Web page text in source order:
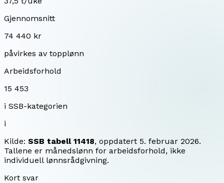
Gjennomsnitt
74 440 kr
påvirkes av topplønn
Arbeidsforhold
15 453
i SSB-kategorien
i
Kilde: SSB tabell 11418, oppdatert 5. februar 2026.
Tallene er månedslønn for arbeidsforhold, ikke
individuell lønnsrådgivning.
Kort svar